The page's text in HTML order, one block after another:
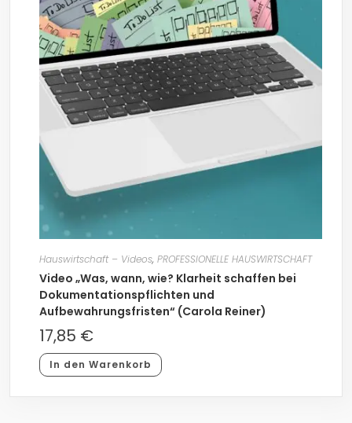
Hauswirtschaft – Videos, PROFESSIONELLE HAUSWIRTSCHAFT
Video „Was, wann, wie? Klarheit schaffen bei
Dokumentationspflichten und
Aufbewahrungsfristen“ (Carola Reiner)
17,85 €
In den Warenkorb